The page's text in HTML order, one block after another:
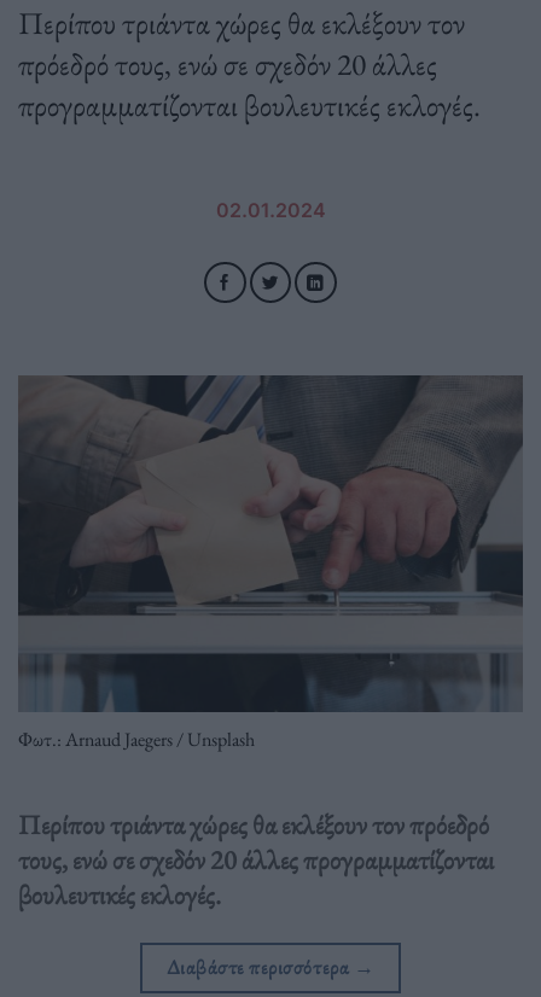
Περίπου τριάντα χώρες θα εκλέξουν τον
πρόεδρό τους, ενώ σε σχεδόν 20 άλλες
προγραμματίζονται βουλευτικές εκλογές.
02.01.2024
Φωτ.: Arnaud Jaegers / Unsplash
Περίπου τριάντα χώρες θα εκλέξουν τον πρόεδρό
τους, ενώ σε σχεδόν 20 άλλες προγραμματίζονται
βουλευτικές εκλογές.
Διαβάστε περισσότερα →